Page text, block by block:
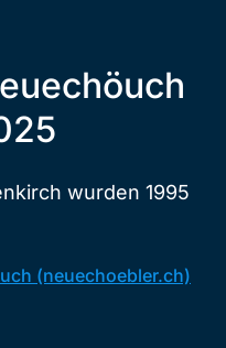
wurden 1995
(neuechoebler.ch)